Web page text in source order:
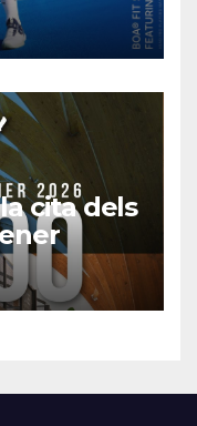
cita dels